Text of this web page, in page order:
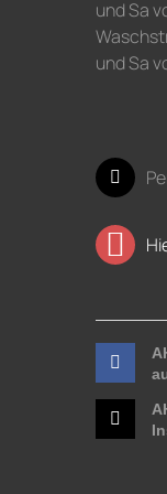
und Sa
und Sa